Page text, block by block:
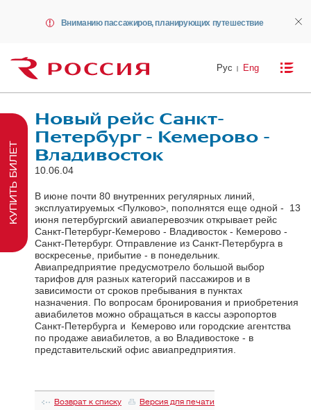
Вниманию пассажиров, планирующих путешествие
Рус Eng
Новый рейс Санкт-
Петербург - Кемерово -
Владивосток
10.06.04
В июне почти 80 внутренних регулярных линий,
эксплуатируемых <Пулково>, пополнятся еще одной - 13
июня петербургский авиаперевозчик открывает рейс
Санкт-Петербург-Кемерово - Владивосток - Кемерово -
Санкт-Петербург. Отправление из Санкт-Петербурга в
воскресенье, прибытие - в понедельник.
Авиапредприятие предусмотрело большой выбор
тарифов для разных категорий пассажиров и в
зависимости от сроков пребывания в пунктах
назначения. По вопросам бронирования и приобретения
авиабилетов можно обращаться в кассы аэропортов
Санкт-Петербурга и Кемерово или городские агентства
по продаже авиабилетов, а во Владивостоке - в
представительский офис авиапредприятия.
Возврат к списку Версия для печати
КУПИТЬ БИЛЕТ